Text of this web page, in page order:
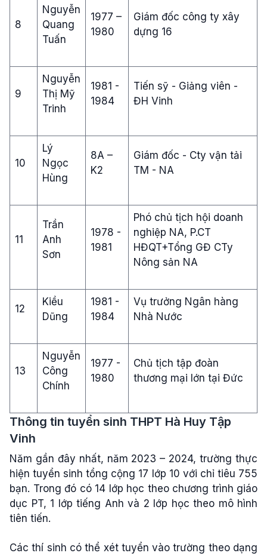
8
Nguyễn
Quang
Tuấn
1977 –
1980
Giám đốc công ty xây
dựng 16
9
Nguyễn
Thị Mỹ
Trinh
1981 -
1984
Tiến sỹ - Giảng viên -
ĐH Vinh
10
Lý
Ngọc
Hùng
8A –
K2
Giám đốc - Cty vận tải
TM - NA
11
Trần
Anh
Sơn
1978 -
1981
Phó chủ tịch hội doanh
nghiệp NA, P.CT
HĐQT+Tổng GĐ CTy
Nông sản NA
12
Kiều
Dũng
1981 -
1984
Vụ trưởng Ngân hàng
Nhà Nước
13
Nguyễn
Công
Chính
1977 -
1980
Chủ tịch tập đoàn
thương mại lớn tại Đức
Thông tin tuyển sinh THPT Hà Huy Tập
Vinh
Năm gần đây nhất, năm 2023 – 2024, trường thực
hiện tuyển sinh tổng cộng 17 lớp 10 với chỉ tiêu 755
bạn. Trong đó có 14 lớp học theo chương trình giáo
dục PT, 1 lớp tiếng Anh và 2 lớp học theo mô hình
tiên tiến.
Các thí sinh có thể xét tuyển vào trường theo dạng